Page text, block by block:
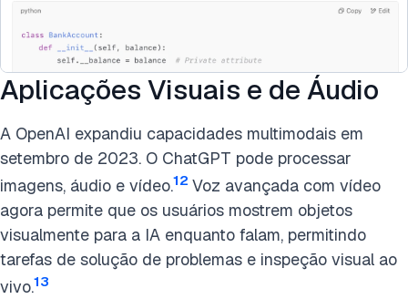
Aplicações Visuais e de Áudio
A OpenAI expandiu capacidades multimodais em
setembro de 2023. O ChatGPT pode processar
imagens, áudio e vídeo.12 Voz avançada com vídeo
agora permite que os usuários mostrem objetos
visualmente para a IA enquanto falam, permitindo
tarefas de solução de problemas e inspeção visual ao
vivo.13